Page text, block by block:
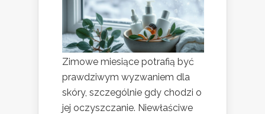
Zimowe miesiące potrafią być
prawdziwym wyzwaniem dla
skóry, szczególnie gdy chodzi o
jej oczyszczanie. Niewłaściwe